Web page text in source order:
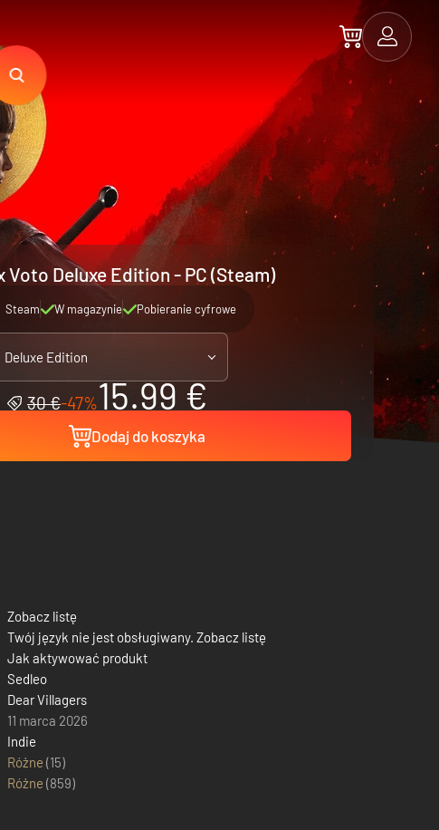
Voto Deluxe Edition - PC (Steam)
Steam W magazynie Pobieranie cyfrowe
Deluxe Edition
30 €-47%15.99 €
Dodaj do koszyka
Zobacz listę
Twój język nie jest obsługiwany. Zobacz listę
Jak aktywować produkt
Sedleo
Dear Villagers
11 marca 2026
Indie
Różne (15)
Różne (859)